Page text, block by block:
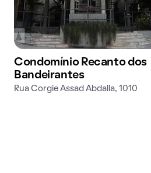
Condomínio Recanto dos
Bandeirantes
Rua Corgie Assad Abdalla, 1010